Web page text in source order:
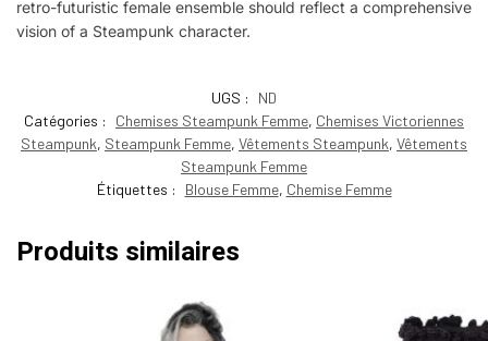
retro-futuristic female ensemble should reflect a comprehensive
vision of a Steampunk character.
UGS :
ND
Catégories :
Chemises Steampunk Femme, Chemises Victoriennes
Steampunk, Steampunk Femme, Vêtements Steampunk, Vêtements
Steampunk Femme
Étiquettes :
Blouse Femme, Chemise Femme
Produits similaires